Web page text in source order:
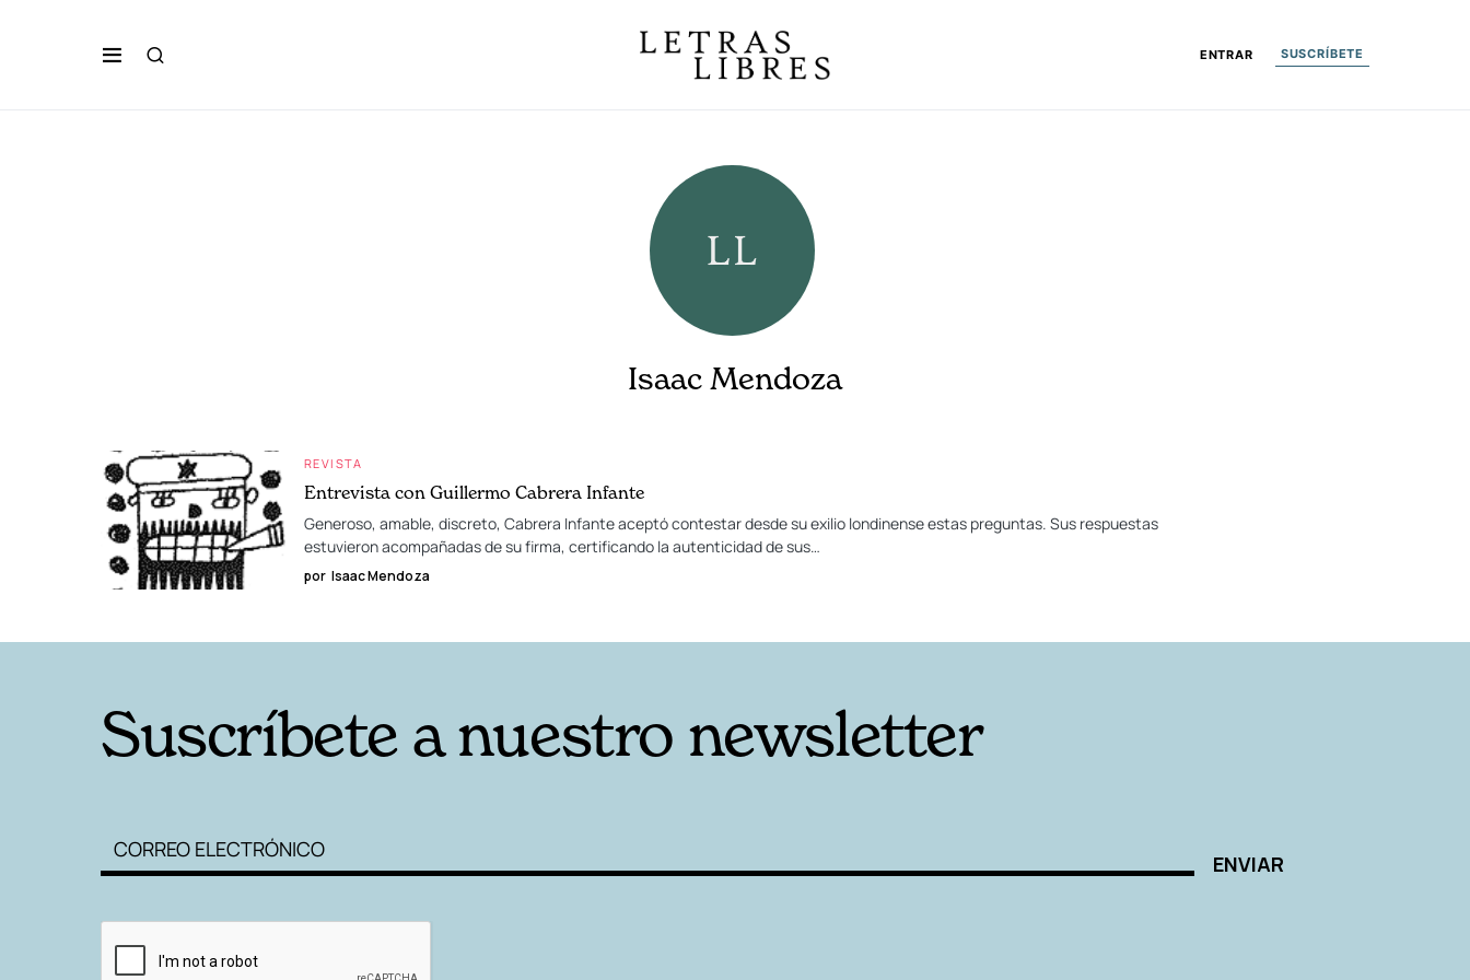
ENTRAR SUSCRÍBETE
Isaac Mendoza
REVISTA
Entrevista con Guillermo Cabrera Infante
Generoso, amable, discreto, Cabrera Infante aceptó contestar desde su exilio londinense estas preguntas. Sus respuestas
estuvieron acompañadas de su firma, certificando la autenticidad de sus…
por Isaac Mendoza
Suscríbete a nuestro newsletter